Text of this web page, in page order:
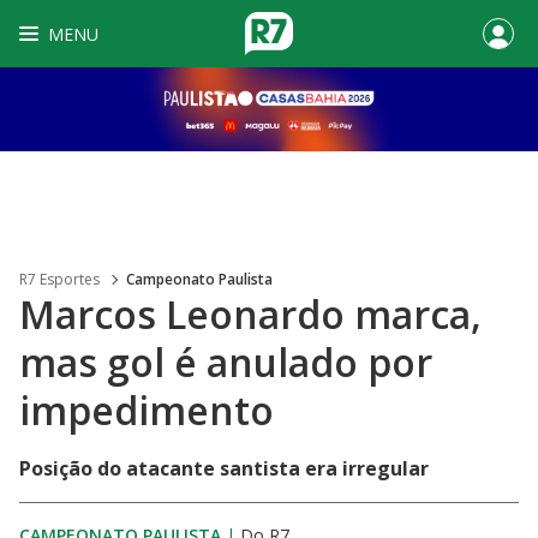
MENU
R7 Esportes Campeonato Paulista
Marcos Leonardo marca,
mas gol é anulado por
impedimento
Posição do atacante santista era irregular